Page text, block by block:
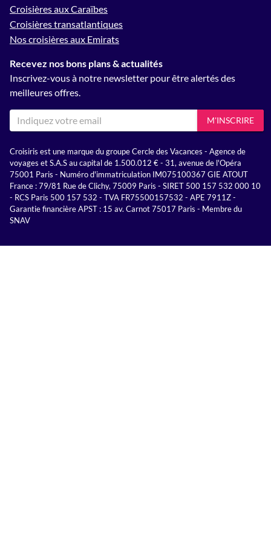
Croisières aux Caraïbes
Croisières transatlantiques
Nos croisières aux Emirats
Recevez nos bons plans & actualités
Inscrivez-vous à notre newsletter pour être alertés des
meilleures offres.
M'INSCRIRE
Croisiris est une marque du groupe Cercle des Vacances - Agence de
voyages et S.A.S au capital de 1.500.012 € - 31, avenue de l'Opéra
75001 Paris - Numéro d'immatriculation IM075100367 GIE ATOUT
France : 79/81 Rue de Clichy, 75009 Paris - SIRET 500 157 532 000 10
- RCS Paris 500 157 532 - TVA FR75500157532 - APE 7911Z -
Garantie financière APST : 15 av. Carnot 75017 Paris - Membre du
SNAV